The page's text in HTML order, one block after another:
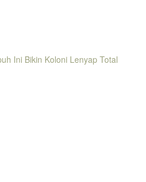
Ini Bikin Koloni Lenyap Total